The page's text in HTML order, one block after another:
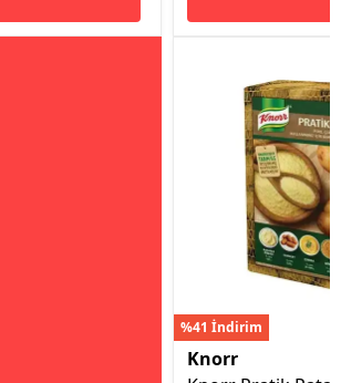
%41 İndirim
Knorr